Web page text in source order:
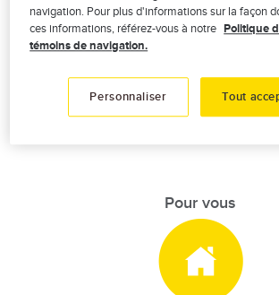
JURIPRO, l’une des
marché!
Pour vous
navigation. Pour plus d'informations sur la façon
ces informations, référez-vous à notre Politique
témoins de navigation.
Personnaliser Tout